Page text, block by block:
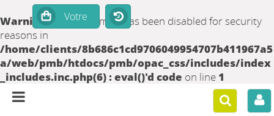
Warning: set_time_limit() has been disabled for security
reasons in
/home/clients/8b686c1cd9706049954707b411967a5
a/web/pmb/htdocs/pmb/opac_css/includes/index
_includes.inc.php(6) : eval()'d code on line 1